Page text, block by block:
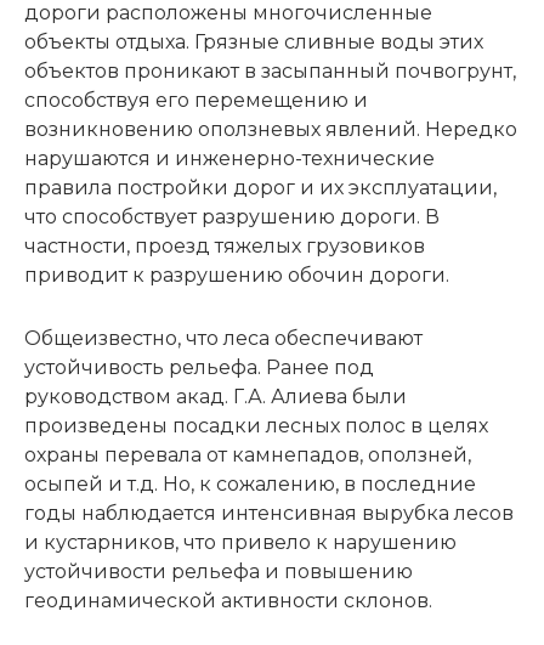
дороги расположены многочисленные
объекты отдыха. Грязные сливные воды этих
объектов проникают в засыпанный почвогрунт,
способствуя его перемещению и
возникновению оползневых явлений. Нередко
нарушаются и инженерно-технические
правила постройки дорог и их эксплуатации,
что способствует разрушению дороги. В
частности, проезд тяжелых грузовиков
приводит к разрушению обочин дороги.
Общеизвестно, что леса обеспечивают
устойчивость рельефа. Ранее под
руководством акад. Г.А. Алиева были
произведены посадки лесных полос в целях
охраны перевала от камнепадов, оползней,
осыпей и т.д. Но, к сожалению, в последние
годы наблюдается интенсивная вырубка лесов
и кустарников, что привело к нарушению
устойчивости рельефа и повышению
геодинамической активности склонов.